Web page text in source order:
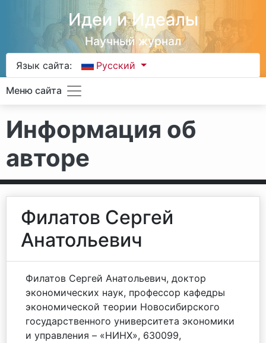
Идеи и Идеалы
Научный журнал
Язык сайта: Русский
Меню сайта
Информация об
авторе
Филатов Сергей
Анатольевич
Филатов Сергей Анатольевич, доктор
экономических наук, профессор кафедры
экономической теории Новосибирского
государственного университета экономики
и управления – «НИНХ», 630099,